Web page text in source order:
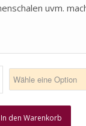
uvm.
In den Warenkorb